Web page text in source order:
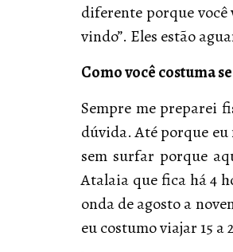
diferente porque
vindo”. Eles estão
Como você costuma
Sempre me preparei
dúvida. Até porque eu
sem surfar porque
Atalaia que fica há 4
onda de agosto a
eu costumo viajar 15